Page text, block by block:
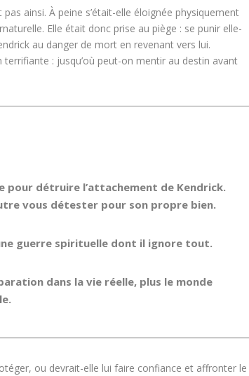
ainsi. À peine s’était-elle éloignée physiquement
Elle était donc prise au piège : se punir elle-
au danger de mort en revenant vers lui.
: jusqu’où peut-on mentir au destin avant
pour détruire l’attachement de Kendrick.
vous détester pour son propre bien.
guerre spirituelle dont il ignore tout.
dans la vie réelle, plus le monde
ou devrait-elle lui faire confiance et affronter le